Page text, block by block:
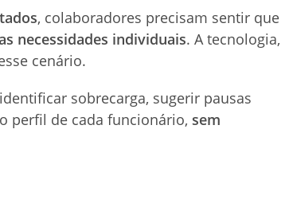
, colaboradores precisam sentir que
necessidades individuais. A tecnologia,
cenário.
sobrecarga, sugerir pausas
perfil de cada funcionário, sem